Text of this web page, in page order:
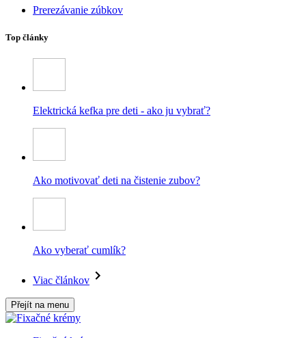
Prerezávanie zúbkov
Top články
Elektrická kefka pre deti - ako ju vybrať?
Ako motivovať deti na čistenie zubov?
Ako vyberať cumlík?
Viac článkov
Přejít na menu